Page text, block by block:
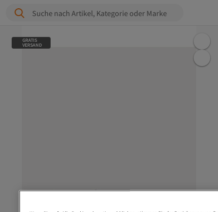
Suche nach Artikel, Kategorie oder Marke
GRATIS
VERSAND